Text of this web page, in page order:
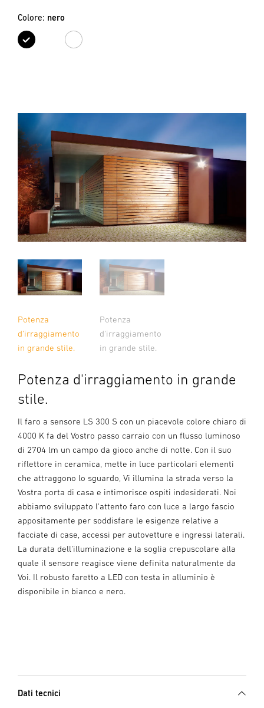
Colore: nero
nero bianco
Potenza
d'irraggiamento
in grande stile.
Potenza
d'irraggiamento
in grande stile.
Potenza d'irraggiamento in grande
stile.
Il faro a sensore LS 300 S con un piacevole colore chiaro di
4000 K fa del Vostro passo carraio con un flusso luminoso
di 2704 lm un campo da gioco anche di notte. Con il suo
riflettore in ceramica, mette in luce particolari elementi
che attraggono lo sguardo, Vi illumina la strada verso la
Vostra porta di casa e intimorisce ospiti indesiderati. Noi
abbiamo sviluppato l'attento faro con luce a largo fascio
appositamente per soddisfare le esigenze relative a
facciate di case, accessi per autovetture e ingressi laterali.
La durata dell'illuminazione e la soglia crepuscolare alla
quale il sensore reagisce viene definita naturalmente da
Voi. Il robusto faretto a LED con testa in alluminio è
disponibile in bianco e nero.
Dati tecnici